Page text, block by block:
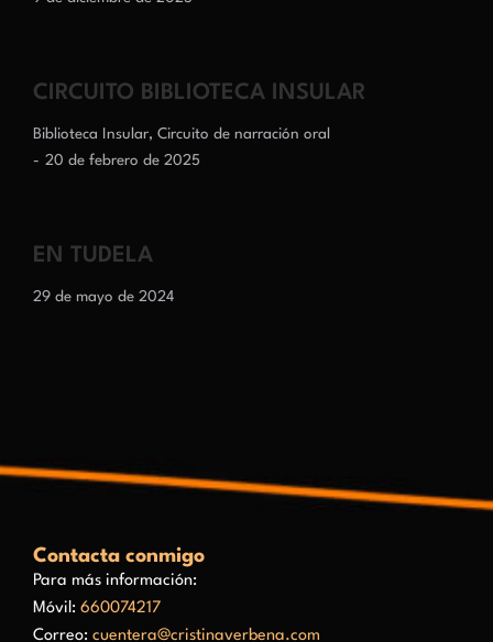
CIRCUITO BIBLIOTECA INSULAR
Biblioteca Insular, Circuito de narración oral
20 de febrero de 2025
EN TUDELA
29 de mayo de 2024
Contacta conmigo
Para más información:
Móvil: 660074217
Correo: cuentera@cristinaverbena.com